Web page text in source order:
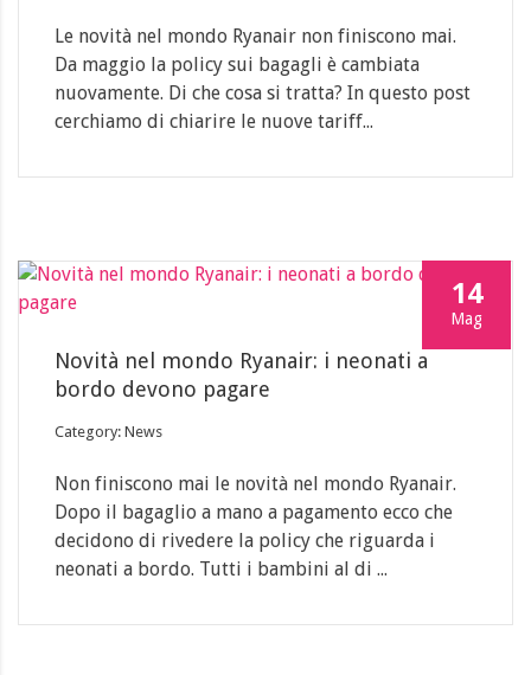
Le novità nel mondo Ryanair non finiscono mai.
Da maggio la policy sui bagagli è cambiata
nuovamente. Di che cosa si tratta? In questo post
cerchiamo di chiarire le nuove tariff...
14
Mag
Novità nel mondo Ryanair: i neonati a
bordo devono pagare
Category: News
Non finiscono mai le novità nel mondo Ryanair.
Dopo il bagaglio a mano a pagamento ecco che
decidono di rivedere la policy che riguarda i
neonati a bordo. Tutti i bambini al di ...